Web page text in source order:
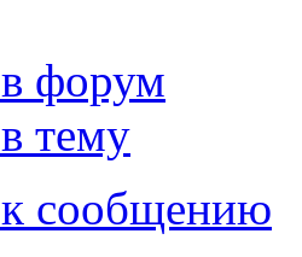
форум
тему
сообщению